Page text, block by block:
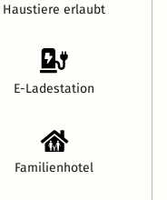
Haustiere erlaubt
E-Ladestation
Familienhotel